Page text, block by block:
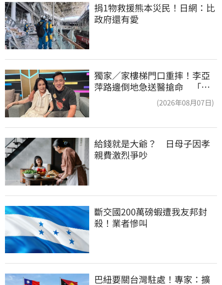
捐1物救援熊本災民！日網：比
政府還有愛
獨家／家樓梯門口重摔！李亞
萍路邊倒地急送醫搶命 「最
(2026年08月07日)
給錢就是大爺？　日母子因孝
親費激烈爭吵
斷交國200萬磅蝦遭我友邦封
殺！業者慘叫
巴紐要關台灣駐處！專家：擴